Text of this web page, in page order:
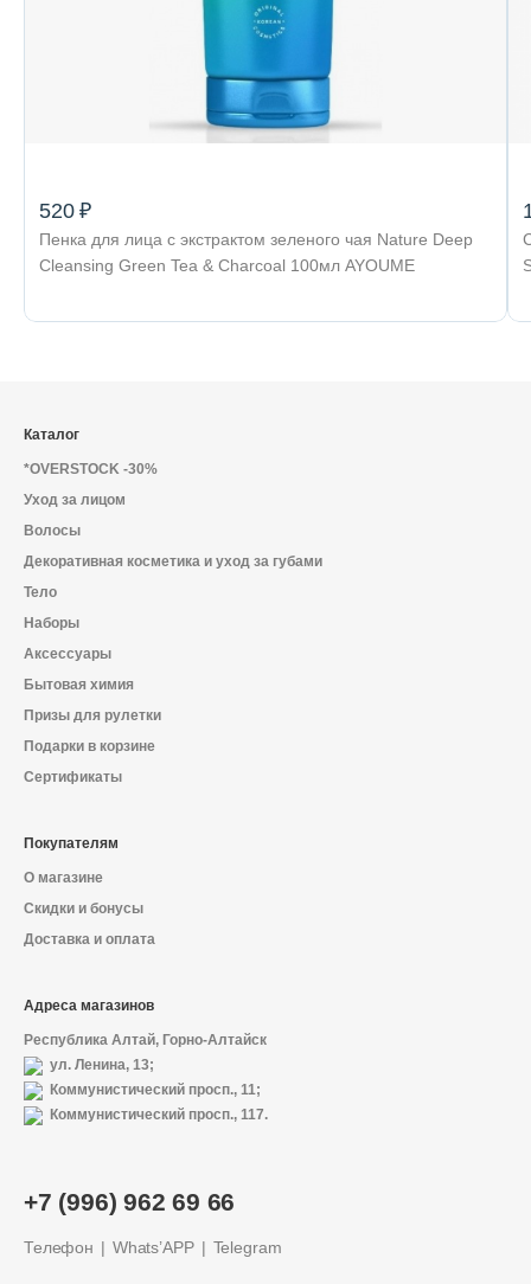
520 ₽
Пенка для лица с экстрактом зеленого чая Nature Deep
Cleansing Green Tea & Charcoal 100мл AYOUME
+7 (996) 962 69 66
Телефон Whats’APP Telegram
Каталог
*OVERSTOCK -30%
Уход за лицом
Волосы
Декоративная косметика и уход за губами
Тело
Наборы
Аксессуары
Бытовая химия
Призы для рулетки
Подарки в корзине
Сертификаты
Покупателям
О магазине
Скидки и бонусы
Доставка и оплата
Адреса магазинов
Республика Алтай, Горно-Алтайск
ул. Ленина, 13;
Коммунистический просп., 11;
Коммунистический просп., 117.